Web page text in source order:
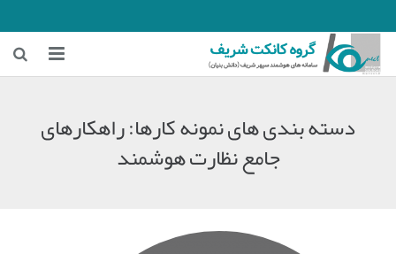
زمینه‌های فعالیت
دسته بندی های نمونه کارها:راهکارهای
جامع نظارت هوشمند